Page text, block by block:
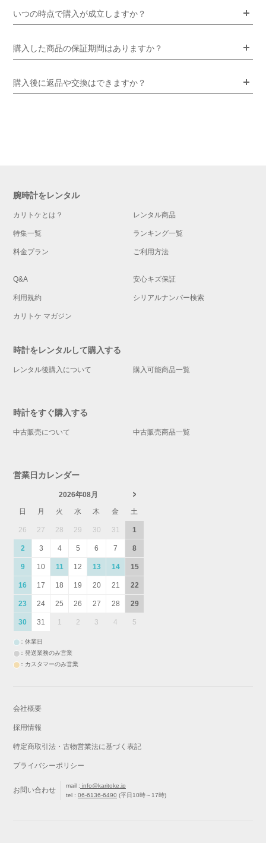
いつの時点で購入が成立しますか？
購入した商品の保証期間はありますか？
購入後に返品や交換はできますか？
腕時計をレンタル
カリトケとは？ レンタル商品
特集一覧 ランキング一覧
料金プラン ご利用方法
Q&A 安心キズ保証
利用規約 シリアルナンバー検索
カリトケ マガジン
時計をレンタルして購入する
レンタル後購入について 購入可能商品一覧
時計をすぐ購入する
中古販売について 中古販売商品一覧
営業日カレンダー
2026年08月
日
月 火 水 木 金 土
26 27 28 29 30 31 1
2 3 4 5 6 7 8
9 10 11 12 13 14 15
16 17 18 19 20 21 22
23 24 25 26 27 28 29
30 31 1 2 3 4 5
：休業日
：発送業務のみ営業
：カスタマーのみ営業
会社概要
採用情報
特定商取引法・古物営業法に基づく表記
プライバシーポリシー
お問い合わせ
mail : info@karitoke.jp
tel :06-6136-6490 (平日10時～17時)